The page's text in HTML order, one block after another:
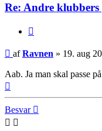
Re: Andre klubbers
Indlæg
afRavnen » 19. aug
Aab. Ja man skal passe
Besvar